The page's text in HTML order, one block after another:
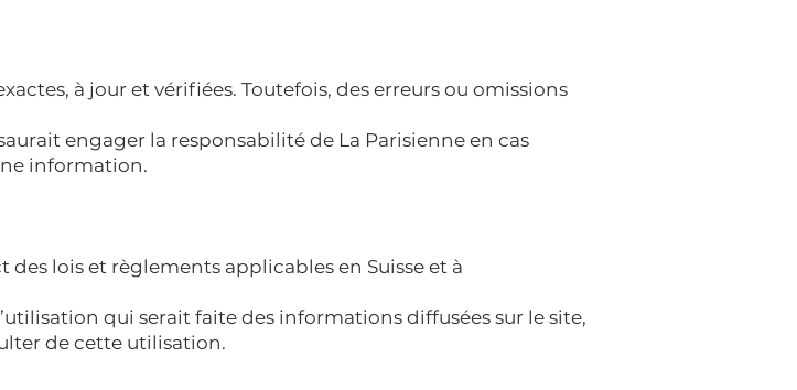
à jour et vérifiées. Toutefois, des erreurs ou omissions
engager la responsabilité de La Parisienne en cas
information.
des lois et règlements applicables en Suisse et à
qui serait faite des informations diffusées sur le site,
de cette utilisation.